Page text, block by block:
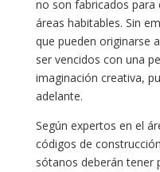
no son fabricados para
áreas habitables. Sin
que pueden originarse
ser vencidos con una
imaginación creativa,
adelante.
Según expertos en el
códigos de
sótanos deberán tener